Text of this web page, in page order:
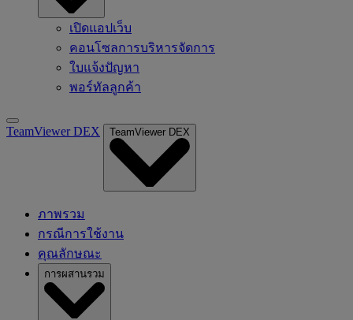
เปิดแอปเว็บ
คอนโซลการบริหารจัดการ
ใบแจ้งปัญหา
พอร์ทัลลูกค้า
TeamViewer DEX TeamViewer DEX
ภาพรวม
กรณีการใช้งาน
คุณลักษณะ
การผสานรวม